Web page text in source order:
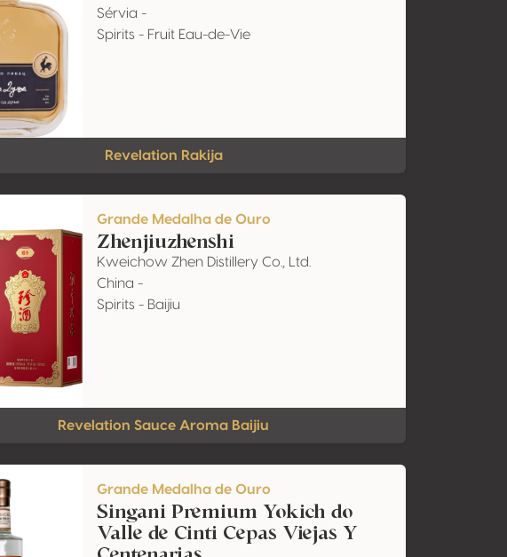
Sérvia -
Spirits - Fruit Eau-de-Vie
Revelation Rakija
Grande Medalha de Ouro
Zhenjiuzhenshi
Kweichow Zhen Distillery Co., Ltd.
China -
Spirits - Baijiu
Revelation Sauce Aroma Baijiu
Grande Medalha de Ouro
Singani Premium Yokich do
Valle de Cinti Cepas Viejas Y